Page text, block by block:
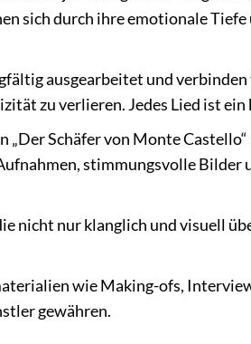
sich durch ihre emotionale
ausgearbeitet und
zu verlieren. Jedes Lied ist
„Der Schäfer von Monte
stimmungsvolle Bilder
nicht nur klanglich und visuell
wie Making-ofs,
gewähren.